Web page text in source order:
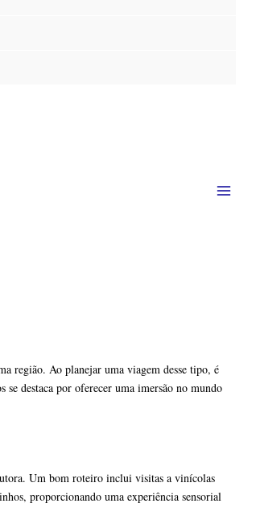
região. Ao planejar uma viagem desse tipo, é
destaca por oferecer uma imersão no mundo
Um bom roteiro inclui visitas a vinícolas
proporcionando uma experiência sensorial